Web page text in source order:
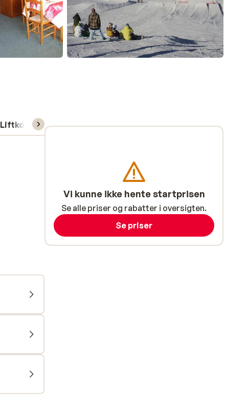
Liftkort/skileje/undervisning
Vi kunne ikke hente startprisen
Se alle priser og rabatter i oversigten.
Se priser